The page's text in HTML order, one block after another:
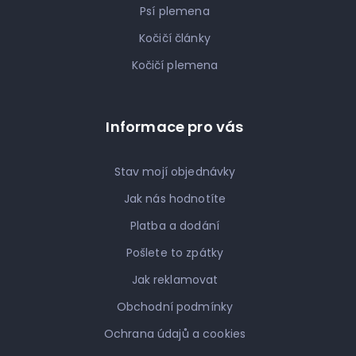
Psí plemena
Kočičí články
Kočičí plemena
Informace pro vás
Stav mojí objednávky
Jak nás hodnotíte
Platba a dodání
Pošlete to zpátky
Jak reklamovat
Obchodní podmínky
Ochrana údajů a cookies